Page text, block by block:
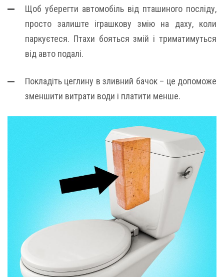
Щоб уберегти автомобіль від пташиного посліду,
просто залиште іграшкову змію на даху, коли
паркуєтеся. Птахи бояться змій і триматимуться
від авто подалі.
Покладіть цеглину в зливний бачок – це допоможе
зменшити витрати води і платити менше.